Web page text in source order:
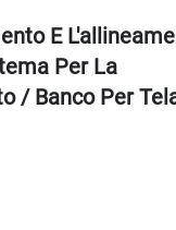
E
Per La
/ Banco Per